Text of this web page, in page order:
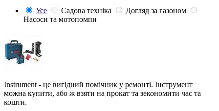
Усе Садова техніка
Догляд за газоном
Насоси та мотопомпи
Instrument - це вигідний помічник у ремонті. Інструмент
можна купити, або ж взяти на прокат та зекономити час та
кошти.